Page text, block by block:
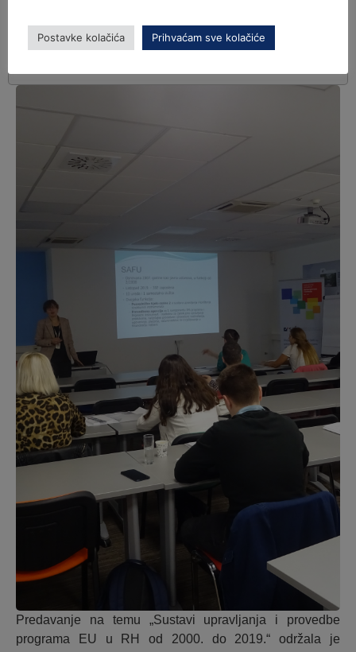
Predavanje na temu „Sustavi upravljanja i provedbe
programa EU u RH od 2000. do 2019.“ održala je
Postavke kolačića Prihvaćam sve kolačiće